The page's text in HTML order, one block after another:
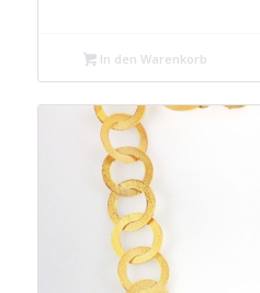
€ 69,99
€ 49,99.
In den Warenkorb